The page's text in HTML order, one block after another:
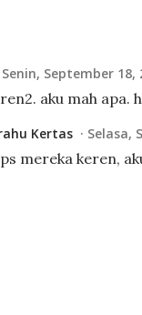
Senin, September 18,
aku mah apa.
Kertas Selasa,
mereka keren,